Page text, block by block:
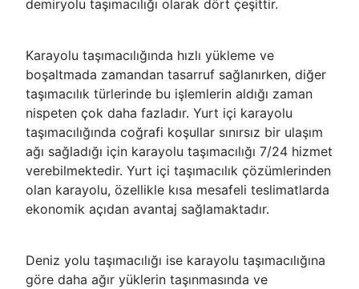
demiryolu taşımacılığı olarak dört çeşittir.
Karayolu taşımacılığında hızlı yükleme ve
boşaltmada zamandan tasarruf sağlanırken, diğer
taşımacılık türlerinde bu işlemlerin aldığı zaman
nispeten çok daha fazladır. Yurt içi karayolu
taşımacılığında coğrafi koşullar sınırsız bir ulaşım
ağı sağladığı için karayolu taşımacılığı 7/24 hizmet
verebilmektedir. Yurt içi taşımacılık çözümlerinden
olan karayolu, özellikle kısa mesafeli teslimatlarda
ekonomik açıdan avantaj sağlamaktadır.
Deniz yolu taşımacılığı ise karayolu taşımacılığına
göre daha ağır yüklerin taşınmasında ve